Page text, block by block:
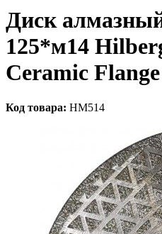
Диск
125*м14
Ceramic
Код товара: HM514